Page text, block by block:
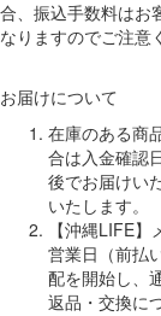
合、振込手数料はお
なりますのでご注意
お届けについて
在庫のある商
合は入金確認
後でお届けい
いたします。
【沖縄LIFE
営業日（前払
配を開始し、
返品・交換に